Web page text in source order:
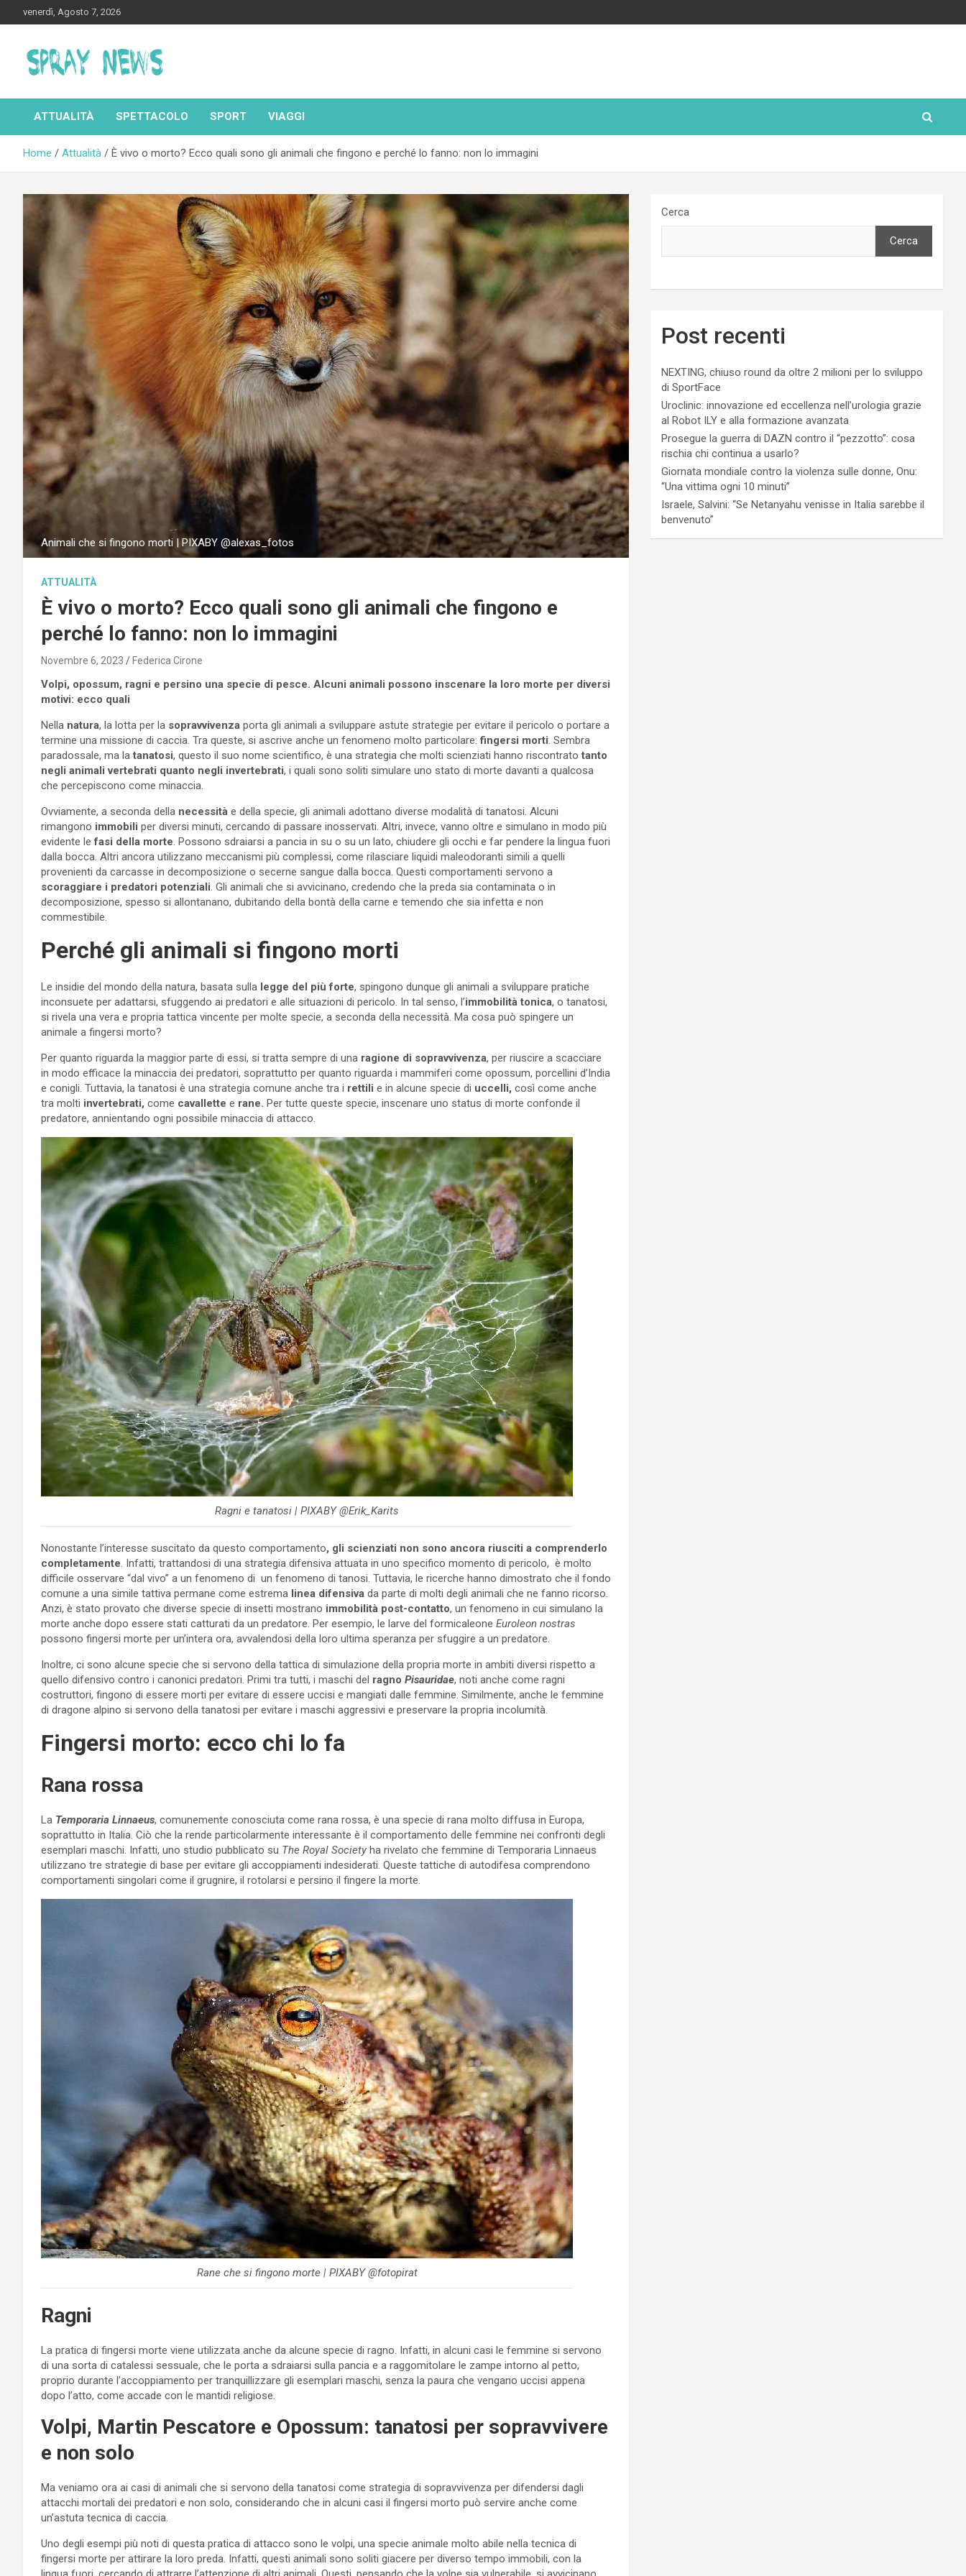
to
venerdì, Agosto 7, 2026
Spraynews.it
ATTUALITÀ SPETTACOLO SPORT VIAGGI
Home Attualità È vivo o morto? Ecco quali sono gli animali che fingono e perché lo fanno: non lo immagini
Animali che si fingono morti | PIXABY @alexas_fotos
ATTUALITÀ
È vivo o morto? Ecco quali sono gli animali che fingono e
perché lo fanno: non lo immagini
Novembre 6, 2023 Federica Cirone
Volpi, opossum, ragni e persino una specie di pesce. Alcuni animali possono inscenare la loro morte per diversi
motivi: ecco quali
Nella natura, la lotta per la sopravvivenza porta gli animali a sviluppare astute strategie per evitare il pericolo o portare a
termine una missione di caccia. Tra queste, si ascrive anche un fenomeno molto particolare:fingersi morti . Sembra
paradossale, ma latanatosi, questo il suo nome scientifico, è una strategia che molti scienziati hanno riscontratotanto
negli animali vertebrati quanto negli invertebrati, i quali sono soliti simulare uno stato di morte davanti a qualcosa
che percepiscono come minaccia.
Ovviamente, a seconda della necessità e della specie, gli animali adottano diverse modalità di tanatosi. Alcuni
rimangono immobili per diversi minuti, cercando di passare inosservati. Altri, invece, vanno oltre e simulano in modo più
evidente lefasi della morte . Possono sdraiarsi a pancia in su o su un lato, chiudere gli occhi e far pendere la lingua fuori
dalla bocca. Altri ancora utilizzano meccanismi più complessi, come rilasciare liquidi maleodoranti simili a quelli
provenienti da carcasse in decomposizione o secerne sangue dalla bocca. Questi comportamenti servono a
scoraggiare i predatori potenziali . Gli animali che si avvicinano, credendo che la preda sia contaminata o in
decomposizione, spesso si allontanano, dubitando della bontà della carne e temendo che sia infetta e non
commestibile.
Perché gli animali si fingono morti
Le insidie del mondo della natura, basata sulla legge del più forte, spingono dunque gli animali a sviluppare pratiche
inconsuete per adattarsi, sfuggendo ai predatori e alle situazioni di pericolo. In tal senso, l’immobilità tonica, o tanatosi,
si rivela una vera e propria tattica vincente per molte specie, a seconda della necessità. Ma cosa può spingere un
animale a fingersi morto?
Per quanto riguarda la maggior parte di essi, si tratta sempre di una ragione di sopravvivenza, per riuscire a scacciare
in modo efficace la minaccia dei predatori, soprattutto per quanto riguarda i mammiferi come opossum, porcellini d’India
e conigli. Tuttavia, la tanatosi è una strategia comune anche tra i rettili e in alcune specie di uccelli, così come anche
tra molti invertebrati, come cavallette e rane. Per tutte queste specie, inscenare uno status di morte confonde il
predatore, annientando ogni possibile minaccia di attacco.
Ragni e tanatosi | PIXABY @Erik_Karits
Nonostante l’interesse suscitato da questo comportamento, gli scienziati non sono ancora riusciti a comprenderlo
completamente . Infatti, trattandosi di una strategia difensiva attuata in uno specifico momento di pericolo, è molto
difficile osservare “dal vivo” a un fenomeno di un fenomeno di tanosi. Tuttavia, le ricerche hanno dimostrato che il fondo
comune a una simile tattiva permane come estrema linea difensiva da parte di molti degli animali che ne fanno ricorso.
Anzi, è stato provato che diverse specie di insetti mostrano immobilità post-contatto, un fenomeno in cui simulano la
morte anche dopo essere stati catturati da un predatore. Per esempio, le larve del formicaleone Euroleon nostras
possono fingersi morte per un’intera ora, avvalendosi della loro ultima speranza per sfuggire a un predatore.
Inoltre, ci sono alcune specie che si servono della tattica di simulazione della propria morte in ambiti diversi rispetto a
quello difensivo contro i canonici predatori. Primi tra tutti, i maschi del ragno Pisauridae, noti anche come ragni
costruttori, fingono di essere morti per evitare di essere uccisi e mangiati dalle femmine. Similmente, anche le femmine
di dragone alpino si servono della tanatosi per evitare i maschi aggressivi e preservare la propria incolumità.
Fingersi morto: ecco chi lo fa
Rana rossa
La Temporaria Linnaeus, comunemente conosciuta come rana rossa, è una specie di rana molto diffusa in Europa,
soprattutto in Italia. Ciò che la rende particolarmente interessante è il comportamento delle femmine nei confronti degli
esemplari maschi. Infatti, uno studio pubblicato su The Royal Society ha rivelato che femmine di Temporaria Linnaeus
utilizzano tre strategie di base per evitare gli accoppiamenti indesiderati. Queste tattiche di autodifesa comprendono
comportamenti singolari come il grugnire, il rotolarsi e persino il fingere la morte.
Rane che si fingono morte | PIXABY @fotopirat
Ragni
La pratica di fingersi morte viene utilizzata anche da alcune specie di ragno. Infatti, in alcuni casi le femmine si servono
di una sorta di catalessi sessuale, che le porta a sdraiarsi sulla pancia e a raggomitolare le zampe intorno al petto,
proprio durante l’accoppiamento per tranquillizzare gli esemplari maschi, senza la paura che vengano uccisi appena
dopo l’atto, come accade con le mantidi religiose.
Volpi, Martin Pescatore e Opossum: tanatosi per sopravvivere
e non solo
Ma veniamo ora ai casi di animali che si servono della tanatosi come strategia di sopravvivenza per difendersi dagli
attacchi mortali dei predatori e non solo, considerando che in alcuni casi il fingersi morto può servire anche come
un’astuta tecnica di caccia.
Uno degli esempi più noti di questa pratica di attacco sono le volpi, una specie animale molto abile nella tecnica di
fingersi morte per attirare la loro preda. Infatti, questi animali sono soliti giacere per diverso tempo immobili, con la
Cerca
Cerca
Post recenti
NEXTING, chiuso round da oltre 2 milioni per lo sviluppo
di SportFace
Uroclinic: innovazione ed eccellenza nell’urologia grazie
al Robot ILY e alla formazione avanzata
Prosegue la guerra di DAZN contro il “pezzotto”: cosa
rischia chi continua a usarlo?
Giornata mondiale contro la violenza sulle donne, Onu:
“Una vittima ogni 10 minuti”
Israele, Salvini: “Se Netanyahu venisse in Italia sarebbe il
benvenuto”